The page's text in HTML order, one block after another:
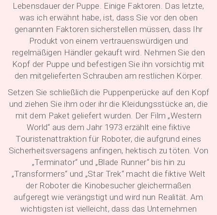
Lebensdauer der Puppe. Einige Faktoren. Das letzte,
was ich erwähnt habe, ist, dass Sie vor den oben
genannten Faktoren sicherstellen müssen, dass Ihr
Produkt von einem vertrauenswürdigen und
regelmäßigen Händler gekauft wird. Nehmen Sie den
Kopf der Puppe und befestigen Sie ihn vorsichtig mit
den mitgelieferten Schrauben am restlichen Körper.
Setzen Sie schließlich die Puppenperücke auf den Kopf
und ziehen Sie ihm oder ihr die Kleidungsstücke an, die
mit dem Paket geliefert wurden. Der Film „Western
World“ aus dem Jahr 1973 erzählt eine fiktive
Touristenattraktion für Roboter, die aufgrund eines
Sicherheitsversagens anfingen, hektisch zu töten. Von
„Terminator“ und „Blade Runner“ bis hin zu
„Transformers“ und „Star Trek“ macht die fiktive Welt
der Roboter die Kinobesucher gleichermaßen
aufgeregt wie verängstigt und wird nun Realität. Am
wichtigsten ist vielleicht, dass das Unternehmen